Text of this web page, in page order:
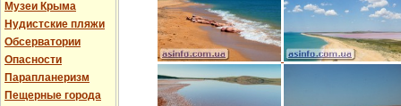
Музеи Крыма
Нудистские пляжи
Обсерватории
Опасности
Парапланеризм
Пещерные города